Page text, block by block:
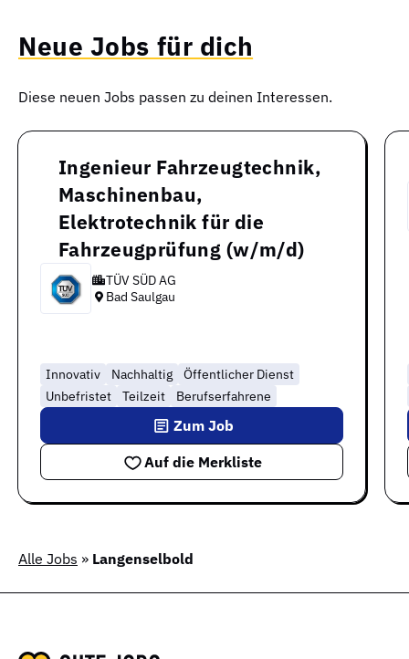
Neue Jobs für dich
Diese neuen Jobs passen zu deinen Interessen.
Ingenieur Fahrzeugtechnik,
Maschinenbau,
Elektrotechnik für die
Fahrzeugprüfung (w/m/d)
TÜV SÜD AG
Bad Saulgau
Innovativ Nachhaltig
Öffentlicher Dienst
Unbefristet
Teilzeit Berufserfahrene
Auf die Merkliste
Zum Job
Alle Jobs » Langenselbold